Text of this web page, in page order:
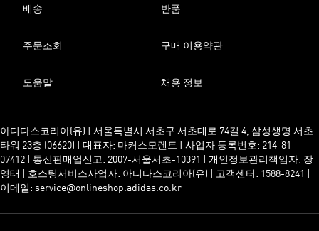
배송 반품
주문조회 구매 이용약관
도움말 채용 정보
아디다스코리아(유) | 서울특별시 서초구 서초대로 74길 4, 삼성생명 서초
타워 23층 (06620) | 대표자: 마커스모렌트 | 사업자 등록번호: 214-81-
07412 | 통신판매업신고: 2007-서울서초-10391 | 개인정보관리책임자: 장
영태 | 호스팅서비스사업자: 아디다스코리아(유) | 고객센터: 1588-8241 |
이메일: service@onlineshop.adidas.co.kr